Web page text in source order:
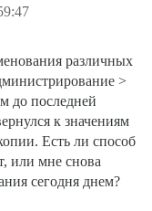
различных
>
до последней
к значениям
Есть ли способ
или мне снова
сегодня днем?